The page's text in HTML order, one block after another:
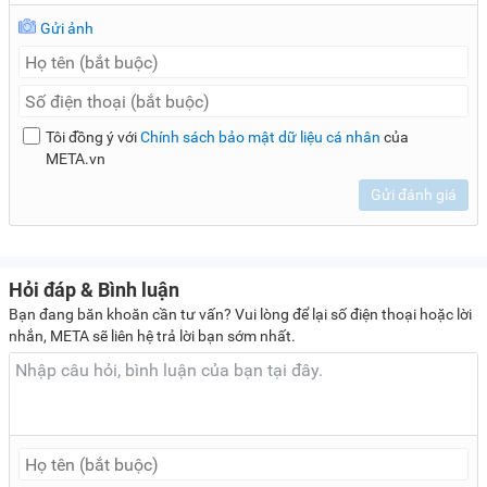
ngăn chứa với 4 giá đỡ chắc chắn, có thể di chuyển linh
hoạt. Điều này sẽ giúp bạn chứa được lượng thực phẩm lớn,
có thể đáp ứng nhu cầu bảo quản cho gia đình đông người
Làm lạnh ổn định, nhiệt độ từ 0 đến 10 độ C
này sử dụng dàn lạnh được làm
từ đồng có đặc tính dẫn nhiệt tốt, từ đó hỗ trợ giữ nhiệt ổn
đồng đều khắp không gian tủ, giúp thực phẩm đón nhận hơi
lạnh dễ dàng.
Với mức nhiệt độ duy trì từ 0 đến 10 độ C, sản phẩm này sẽ
siêu thị, tiệm tạp hóa, quán ăn...
Gửi ảnh
Tôi đồng ý vớiChính sách bảo mật dữ liệu cá nhân của
META.vn
Gửi đánh giá
Hỏi đáp & Bình luận
Bạn đang băn khoăn cần tư vấn? Vui lòng để lại số điện thoại hoặc lời
nhắn, META sẽ liên hệ trả lời bạn sớm nhất.